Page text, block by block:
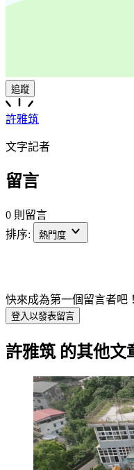
追蹤
許雅筑
文字記者
留言
0 則留言
排序:
熱門度
快來成為第一個留言者吧！
登入以發表留言
許雅筑的其他文